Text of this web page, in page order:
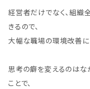
経営者だけでなく、組織
きるので、
大幅な職場の環境改善に
思考の癖を変えるのはな
ことで、